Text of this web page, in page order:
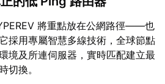
將重點放在公網路徑——也
採用專屬智慧多線技術，全球節點
境及所連伺服器，實時匹配建立最
切換。